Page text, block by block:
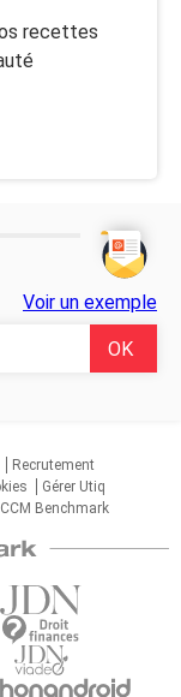
recettes
Voir un exemple
Recrutement
Gérer Utiq
Benchmark